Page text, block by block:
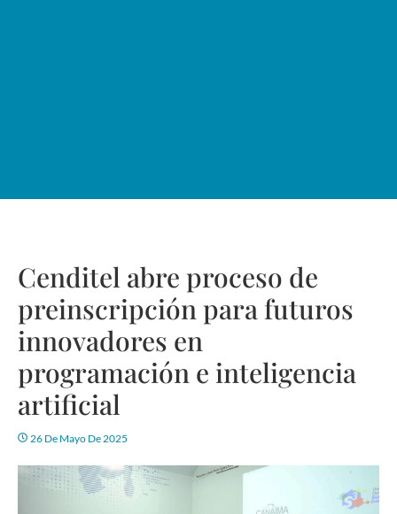
Cenditel abre proceso de
preinscripción para futuros
innovadores en
programación e inteligencia
artificial
26 De Mayo De 2025